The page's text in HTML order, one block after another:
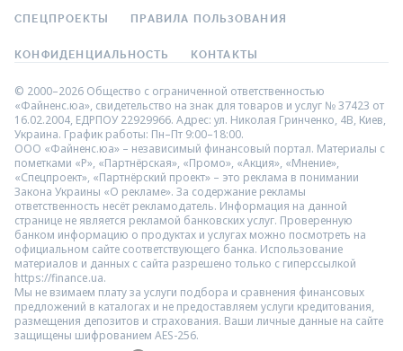
СПЕЦПРОЕКТЫ ПРАВИЛА ПОЛЬЗОВАНИЯ
КОНФИДЕНЦИАЛЬНОСТЬ КОНТАКТЫ
© 2000–2026 Общество с ограниченной ответственностью
«Файненс.юа», свидетельство на знак для товаров и услуг № 37423 от
16.02.2004, ЕДРПОУ 22929966. Адрес: ул. Николая Гринченко, 4В, Киев,
Украина. График работы: Пн–Пт 9:00–18:00.
ООО «Файненс.юа» – независимый финансовый портал. Материалы с
пометками «Р», «Партнёрская», «Промо», «Акция», «Мнение»,
«Спецпроект», «Партнёрский проект» – это реклама в понимании
Закона Украины «О рекламе». За содержание рекламы
ответственность несёт рекламодатель. Информация на данной
странице не является рекламой банковских услуг. Проверенную
банком информацию о продуктах и услугах можно посмотреть на
официальном сайте соответствующего банка. Использование
материалов и данных с сайта разрешено только с гиперссылкой
https://finance.ua.
Мы не взимаем плату за услуги подбора и сравнения финансовых
предложений в каталогах и не предоставляем услуги кредитования,
размещения депозитов и страхования. Ваши личные данные на сайте
защищены шифрованием AES-256.